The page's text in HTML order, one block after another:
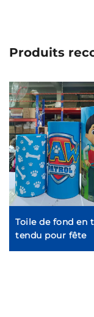
Produits
Toile de fond en
tendu pour fête